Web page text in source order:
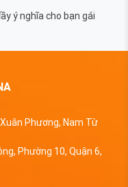
ý nghĩa cho bạn gái
Phương, Nam Từ
Phường 10, Quận 6,